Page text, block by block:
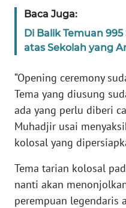
Baca Juga:
Di Balik Temuan
atas Sekolah yang
“Opening ceremony
Tema yang diusung
ada yang perlu diberi
Muhadjir usai
kolosal yang
Tema tarian kolosal
nanti akan
perempuan legendaris
REDAKSI
DISCLAIMER
Wahana
News
WN
SUMUT